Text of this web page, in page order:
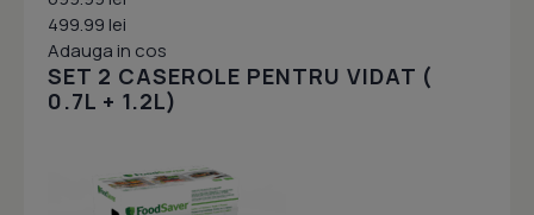
499.99 lei
Adauga in cos
SET 2 CASEROLE PENTRU VIDAT (
0.7L + 1.2L)